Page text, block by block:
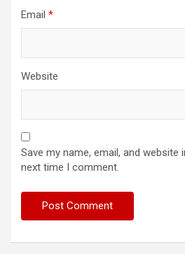
Email *
Website
Save my name, email, and
next time I comment.